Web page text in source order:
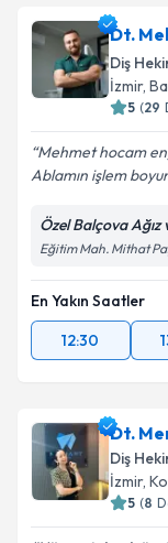
Dt.
Diş
İzmir,
5 (29
Mehmet hocam
Ablamın işlem
Özel Balçova Ağız
Eğitim Mah. Mithat
En Yakın Saatler
12:30
Dt.
Diş
İzmir,
5 (8